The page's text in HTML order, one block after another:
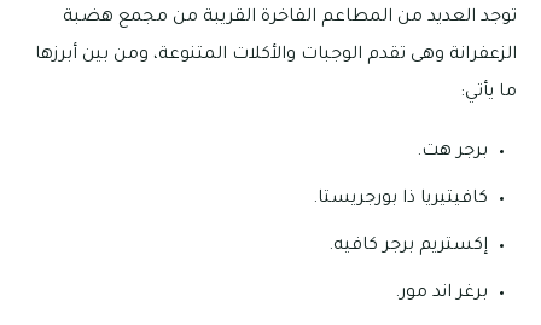
توجد العديد من المطاعم الفاخرة القريبة من مجمع هضبة
الزعفرانة وهى تقدم الوجبات والأكلات المتنوعة، ومن بين أبرزها
ما يأتي:
برجر هت.
كافيتيريا ذا بورجريستا.
إكستريم برجر كافيه.
برغر اند مور.